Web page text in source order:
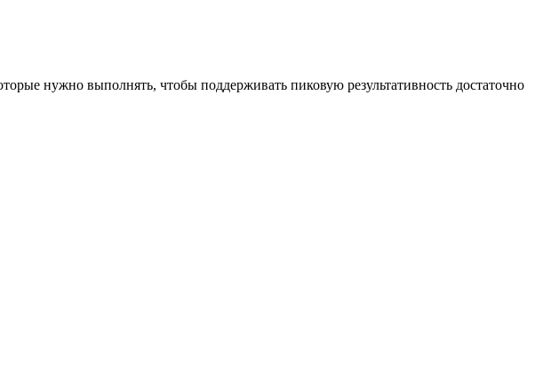
нужно выполнять, чтобы поддерживать пиковую результативность достаточно